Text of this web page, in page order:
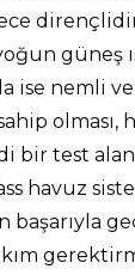
güneş
ise nemli
olması,
bir test
havuz
başarıyla